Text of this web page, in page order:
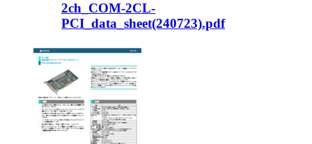
2ch_COM-2CL-
PCI_data_sheet(240723).pdf